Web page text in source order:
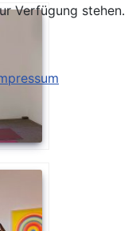
Verfügung stehen.